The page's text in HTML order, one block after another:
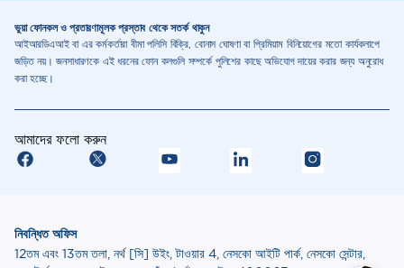
ভুয়া ফোনকল ও প্রতারণামূলক প্রস্তাব থেকে সতর্ক থাকুন
আইআরডিএআই বা এর কর্মকর্তারা বীমা পলিসি বিক্রি, বোনাস ঘোষণা বা প্রিমিয়াম বিনিয়োগের মতো কার্যকলাপে
জড়িত নয়। জনসাধারণকে এই ধরনের ফোন কলগুলি সম্পর্কে পুলিশের কাছে অভিযোগ দায়ের করার জন্য অনুরোধ
করা হচ্ছে।
আমাদের ফলো করুন
নিবন্ধিত অফিস
12তম এবং 13তম তলা, নর্থ [সি] উইং, টাওয়ার 4, নেসকো আইটি পার্ক, নেসকো সেন্টার,